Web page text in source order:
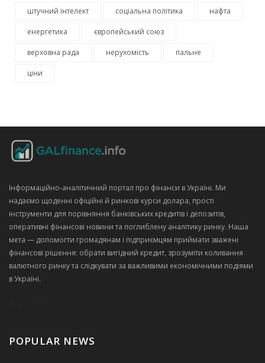
штучний інтелект соціальна політика нафта
енергетика європейський союз
верховна рада нерухомість пальне
ціни
Інформаційно‑аналітичний портал про фінанси в Україні. Ми
надаємо щоденні офіційні й ринкові курси долара, прості
інструменти для порівняння банківських кредитів і депозитів,
оперативні фінансові новини та поглиблену аналітику ринку. Наша
мета — допомогти громадянам і підприємцям приймати зважені
фінансові рішення: обрати вигідний кредит, зрозуміти коливання
валютного ринку та слідкувати за важливими економічними подіями
в Україні.
POPULAR NEWS